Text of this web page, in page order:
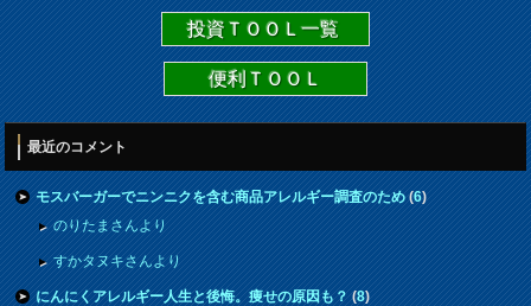
投資ＴＯＯＬ一覧
便利ＴＯＯＬ
最近のコメント
モスバーガーでニンニクを含む商品アレルギー調査のため(6)
のりたまさんより
すかタヌキさんより
にんにくアレルギー人生と後悔。痩せの原因も？(8)